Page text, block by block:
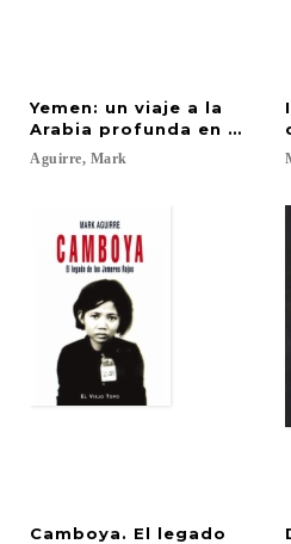
Yemen: un viaje a la
Arabia profunda en
Aguirre, Mark
Camboya. El legado